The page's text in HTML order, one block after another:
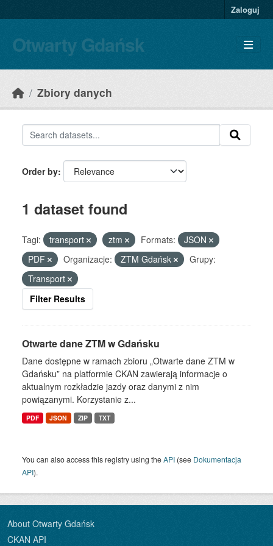
Zaloguj
Otwarty Gdańsk
Zbiory danych
Order by
1 dataset found
Tagi: transport ztm Formats:
JSON
PDF
Organizacje: ZTM Gdańsk
Grupy:
Transport
Filter Results
Otwarte dane ZTM w Gdańsku
Dane dostępne w ramach zbioru „Otwarte dane ZTM w
Gdańsku” na platformie CKAN zawierają informacje o
aktualnym rozkładzie jazdy oraz danymi z nim
powiązanymi. Korzystanie z...
PDF JSON ZIP TXT
You can also access this registry using theAPI (see Dokumentacja
API).
About Otwarty Gdańsk
CKAN API